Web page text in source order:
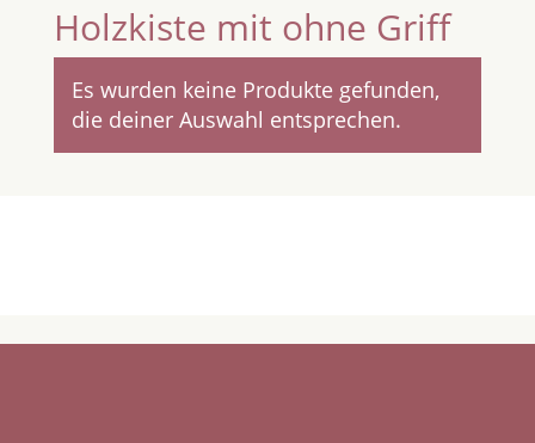
Holzkiste mit ohne Griff
Es wurden keine Produkte gefunden,
die deiner Auswahl entsprechen.